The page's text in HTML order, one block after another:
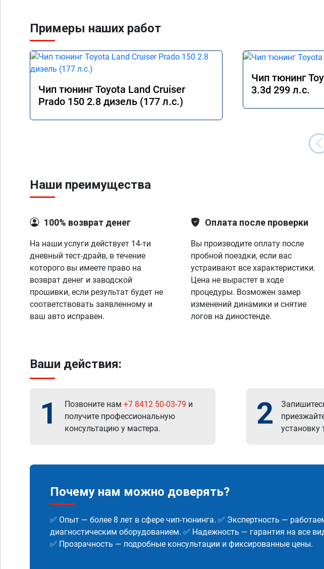
Примеры наших работ
Чип тюнинг Toyota Land Cruiser
Prado 150 2.8 дизель (177 л.с.)
Чип тюнинг
3.3d 299 л.с.
Наши преимущества
100% возврат денег
На наши услуги действует 14-ти
дневный тест-драйв, в течение
которого вы имеете право на
возврат денег и заводской
прошивки, если результат будет не
соответствовать заявленному и
ваш авто исправен.
Оплата после проверки
Вы производите оплату после
пробной поездки, если вас
устраивают все характеристики.
Цена не вырастет в ходе
процедуры. Возможен замер
изменений динамики и снятие
логов на диностенде.
Ваши действия:
1 Позвоните нам +7 8412 50-03-79 и
получите профессиональную
консультацию у мастера.
2
установку
Почему нам можно доверять?
✅ Опыт — более 8 лет в сфере чип-тюнинга. ✅ Экспертность —
диагностическим оборудованием. ✅ Надежность — гарантия на все
✅ Прозрачность — подробные консультации и фиксированные цены.